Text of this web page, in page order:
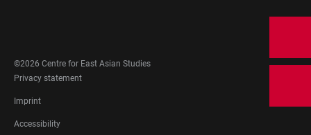
MEDIA
©2026 Centre for East Asian Studies
FOOTER
LEGAL
Privacy statement
Imprint
Accessibility